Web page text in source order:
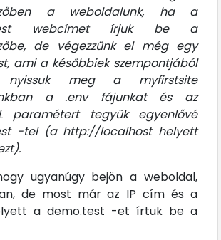
a weboldalunk, ha a
webcímet írjuk be a
de végezzünk el még egy
ami a későbbiek szempontjából
nyissuk meg a myfirstsite
a .env fájunkat és az
paramétert tegyük egyenlővé
-tel (a http://localhost helyett
ugyanúgy bejön a weboldal,
de most már az IP cím és a
a demo.test -et írtuk be a